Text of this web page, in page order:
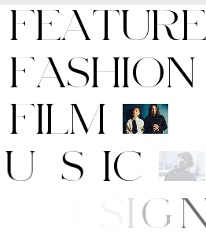
FEATURE
FASHION
FILM
M US IC
D E S